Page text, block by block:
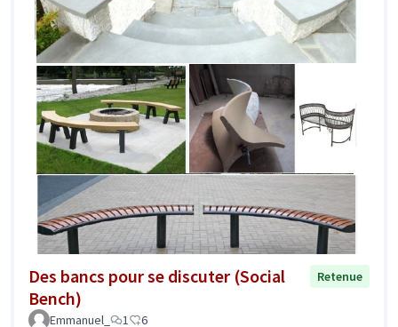
Des bancs pour se discuter (Social
Bench)
Retenue
Emmanuel_ 1 6